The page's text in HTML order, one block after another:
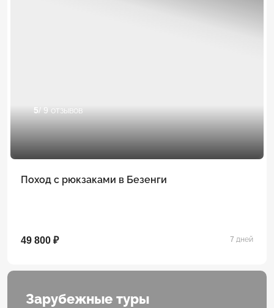
5/ 9 отзывов
Поход с рюкзаками в Безенги
49 800 ₽ 7 дней
Зарубежные туры